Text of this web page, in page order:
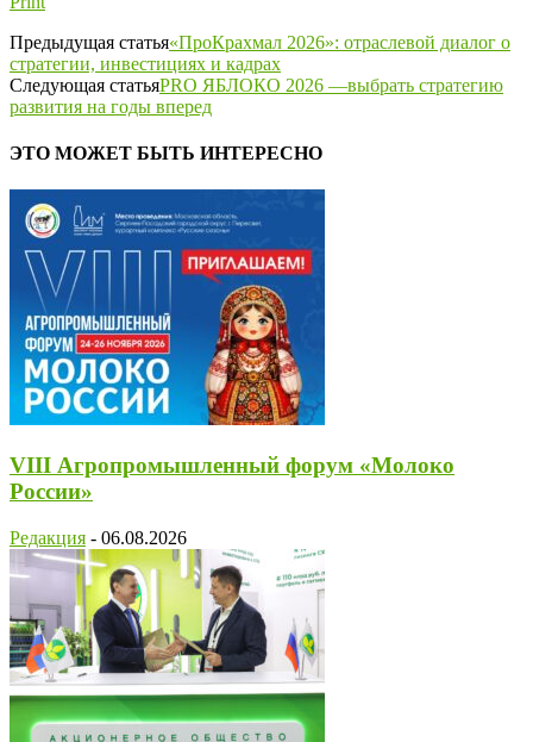
Предыдущая статья«ПроКрахмал 2026»: отраслевой диалог о
стратегии, инвестициях и кадрах
Следующая статьяPRO ЯБЛОКО 2026 —выбрать стратегию
развития на годы вперед
ЭТО МОЖЕТ БЫТЬ ИНТЕРЕСНО
VIII Агропромышленный форум «Молоко
России»
Редакция - 06.08.2026